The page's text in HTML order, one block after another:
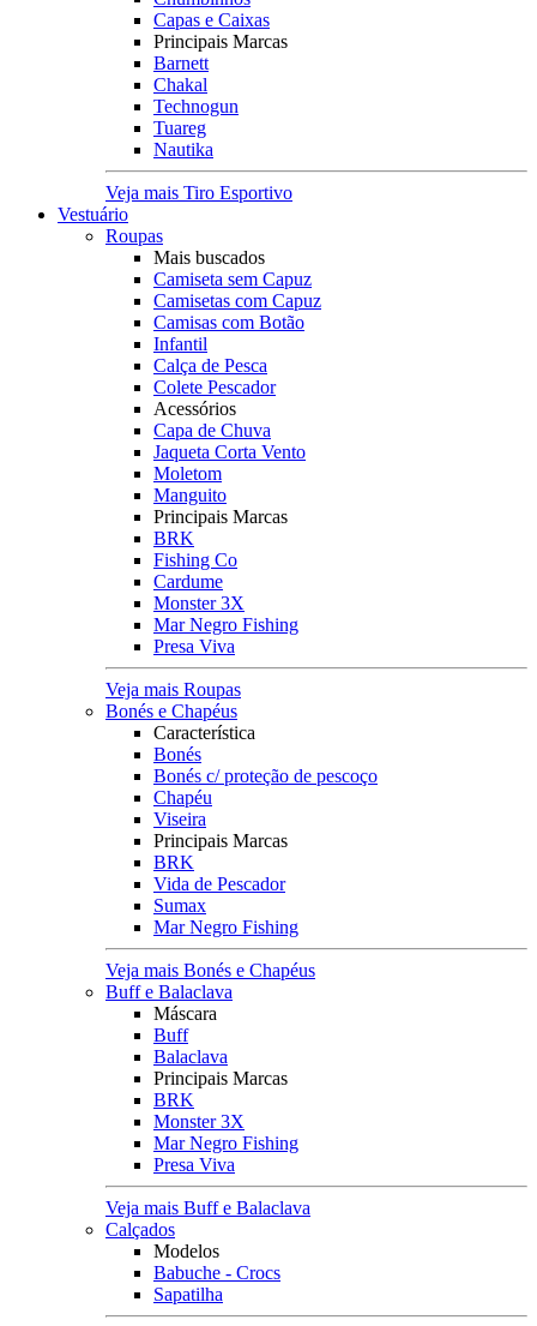
Capas e Caixas
Principais Marcas
Barnett
Chakal
Technogun
Tuareg
Nautika
Veja mais Tiro Esportivo
Vestuário
Roupas
Mais buscados
Camiseta sem Capuz
Camisetas com Capuz
Camisas com Botão
Infantil
Calça de Pesca
Colete Pescador
Acessórios
Capa de Chuva
Jaqueta Corta Vento
Moletom
Manguito
Principais Marcas
BRK
Fishing Co
Cardume
Monster 3X
Mar Negro Fishing
Presa Viva
Veja mais Roupas
Bonés e Chapéus
Característica
Bonés
Bonés c/ proteção de pescoço
Chapéu
Viseira
Principais Marcas
BRK
Vida de Pescador
Sumax
Mar Negro Fishing
Veja mais Bonés e Chapéus
Buff e Balaclava
Máscara
Buff
Balaclava
Principais Marcas
BRK
Monster 3X
Mar Negro Fishing
Presa Viva
Veja mais Buff e Balaclava
Calçados
Modelos
Babuche - Crocs
Sapatilha